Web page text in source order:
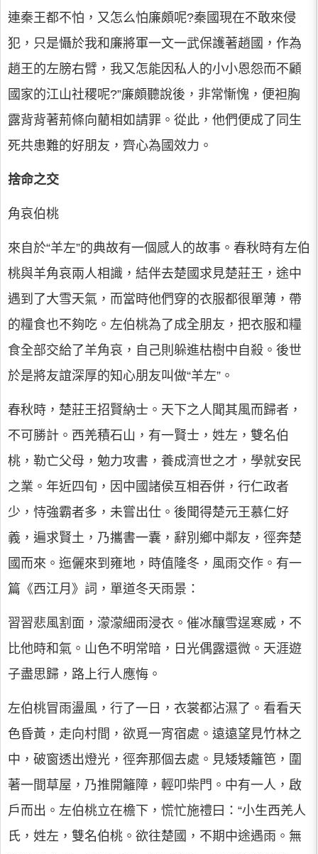
連秦王都不怕，又怎么怕廉頗呢?秦國現在不敢來侵
犯，只是懾於我和廉將軍一文一武保護著趙國，作為
趙王的左膀右臂，我又怎能因私人的小小恩怨而不顧
國家的江山社稷呢?”廉頗聽說後，非常慚愧，便袒胸
露背背著荊條向藺相如請罪。從此，他們便成了同生
死共患難的好朋友，齊心為國效力。
捨命之交
角哀伯桃
來自於“羊左”的典故有一個感人的故事。春秋時有左伯
桃與羊角哀兩人相識，結伴去楚國求見楚莊王，途中
遇到了大雪天氣，而當時他們穿的衣服都很單薄，帶
的糧食也不夠吃。左伯桃為了成全朋友，把衣服和糧
食全部交給了羊角哀，自己則躲進枯樹中自殺。後世
於是將友誼深厚的知心朋友叫做“羊左”。
春秋時，楚莊王招賢納士。天下之人聞其風而歸者，
不可勝計。西羌積石山，有一賢士，姓左，雙名伯
桃，勒亡父母，勉力攻書，養成濟世之才，學就安民
之業。年近四旬，因中國諸侯互相吞併，行仁政者
少，恃強霸者多，未嘗出仕。後聞得楚元王慕仁好
義，遍求賢土，乃攜書一囊，辭別鄉中鄰友，徑奔楚
國而來。迤儷來到雍地，時值隆冬，風雨交作。有一
篇《西江月》詞，單道冬天雨景：
習習悲風割面，濛濛細雨浸衣。催冰釀雪逞寒威，不
比他時和氣。山色不明常暗，日光偶露還微。天涯遊
子盡思歸，路上行人應悔。
左伯桃冒雨盪風，行了一日，衣裳都沾濕了。看看天
色昏黃，走向村間，欲覓一宵宿處。遠遠望見竹林之
中，破窗透出燈光，徑奔那個去處。見矮矮籬笆，圍
著一間草屋，乃推開籬障，輕叩柴門。中有一人，啟
戶而出。左伯桃立在檐下，慌忙施禮曰：“小生西羌人
氏，姓左，雙名伯桃。欲往楚國，不期中途遇雨。無